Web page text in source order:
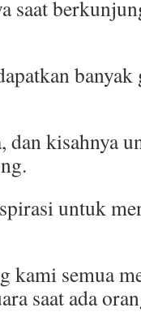
saat
banyak
dan kisahnya
untuk
kami semua
saat ada